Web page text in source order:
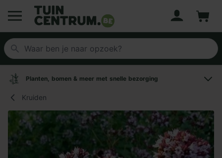
Logo Tuincentrum.be
Planten, bomen & meer met snelle bezorging
Kruiden